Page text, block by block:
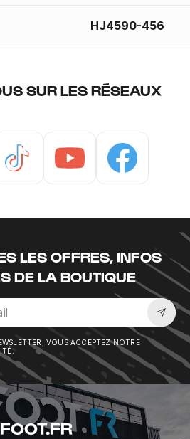
HJ4590-456
SUR LES RÉSEAUX
LES OFFRES, INFOS
DE LA BOUTIQUE
VOUS ACCEPTEZ NOTRE